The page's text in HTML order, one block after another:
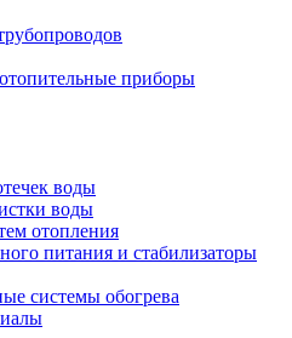
приборы
воды
воды
отопления
питания и стабилизаторы
системы обогрева